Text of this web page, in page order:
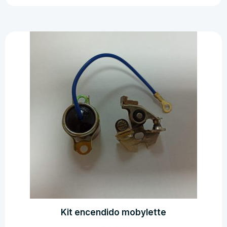
Kit encendido mobylette